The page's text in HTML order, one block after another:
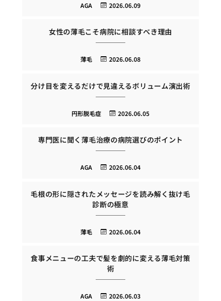
2026.06.09
AGA
女性の薄毛こそ病院に相談すべき理由
2026.06.08
薄毛
分け目を変えるだけで見違えるボリューム演出術
2026.06.05
円形脱毛症
専門医に聞く薄毛治療の病院選びのポイント
2026.06.04
AGA
毛根の形に隠されたメッセージを読み解く抜け毛
診断の極意
2026.06.04
薄毛
食事メニューの工夫で髪を劇的に変える薄毛対策
術
2026.06.03
AGA